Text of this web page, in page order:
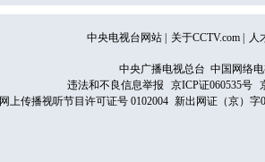
中央电视台网站 关于CCTV.com 人
中央广播电视总台 中国网络
违法和不良信息举报
京ICP证060535号
网上传播视听节目许可证号 0102004 新出网证（京）